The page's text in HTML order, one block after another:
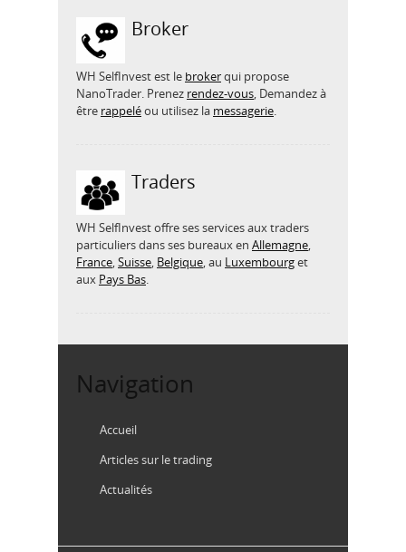
Broker
WH SelfInvest est le brokerqui propose
NanoTrader. Prenez rendez-vous, Demandez à
être rappeléou utilisez la messagerie.
Traders
WH SelfInvest offre ses services aux traders
particuliers dans ses bureaux en Allemagne,
France,Suisse, Belgique, au Luxembourget
aux Pays Bas.
Navigation
Accueil
Articles sur le trading
Actualités